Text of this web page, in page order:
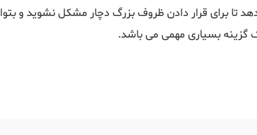
دهد تا برای قرار دادن ظروف بزرگ دچار مشکل نشوید و
گزینه بسیاری مهمی می باشد.